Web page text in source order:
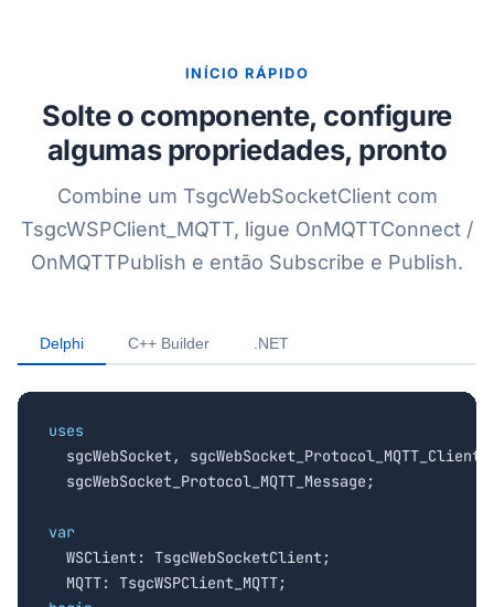
INÍCIO RÁPIDO
Solte o componente, configure
algumas propriedades, pronto
Combine um TsgcWebSocketClient com
TsgcWSPClient_MQTT, ligue OnMQTTConnect /
OnMQTTPublish e então Subscribe e Publish.
Delphi C++ Builder .NET
uses
sgcWebSocket, sgcWebSocket_Protocol_MQTT_Client,
  sgcWebSocket_Protocol_MQTT_Message;
var
WSClient: TsgcWebSocketClient;